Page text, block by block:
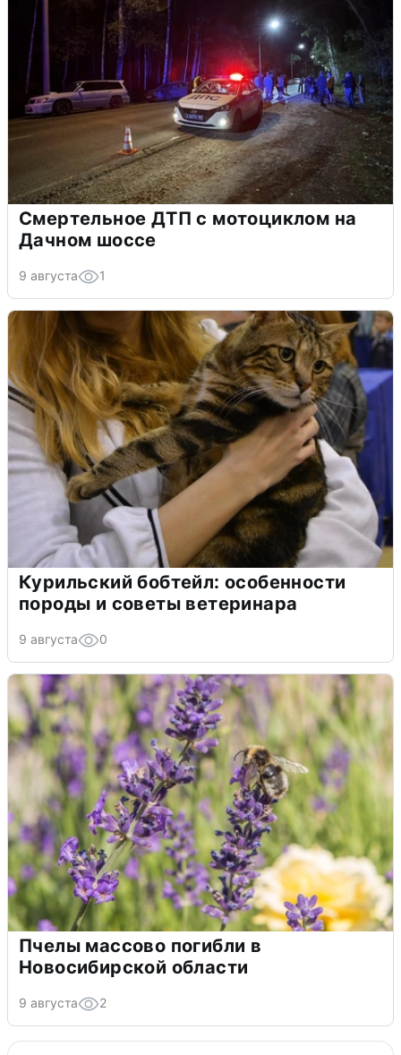
Смертельное ДТП с мотоциклом на
Дачном шоссе
9 августа 1
Курильский бобтейл: особенности
породы и советы ветеринара
9 августа 0
Пчелы массово погибли в
Новосибирской области
9 августа 2